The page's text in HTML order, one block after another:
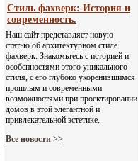
Стиль фахверк: История и
современность.
Наш сайт представляет новую
статью об архитектурном стиле
фахверк. Знакомьтесь с историей и
особенностями этого уникального
стиля, с его глубоко укоренившимся
прошлым и современными
возможностями при проектировании
домов в этой элегантной и
привлекательной эстетике.
Все новости >>